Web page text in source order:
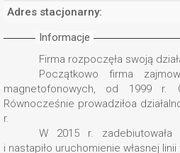
Adres stacjonarny:
Informacje
Firma rozpoczęła swoją
Początkowo firma
magnetofonowych, od 1999
Równocześnie prowadziłoa
r.
W 2015 r.
i nastapiło uruchomienie własnej